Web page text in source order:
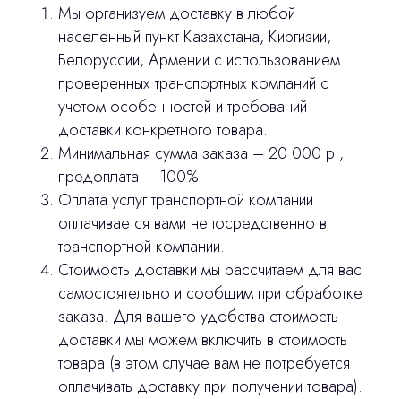
Мы организуем доставку в любой
населенный пункт Казахстана, Киргизии,
Белоруссии, Армении с использованием
проверенных транспортных компаний с
учетом особенностей и требований
доставки конкретного товара.
Минимальная сумма заказа – 20 000 р.,
предоплата – 100%
Оплата услуг транспортной компании
оплачивается вами непосредственно в
транспортной компании.
Стоимость доставки мы рассчитаем для вас
самостоятельно и сообщим при обработке
заказа. Для вашего удобства стоимость
доставки мы можем включить в стоимость
товара (в этом случае вам не потребуется
оплачивать доставку при получении товара).